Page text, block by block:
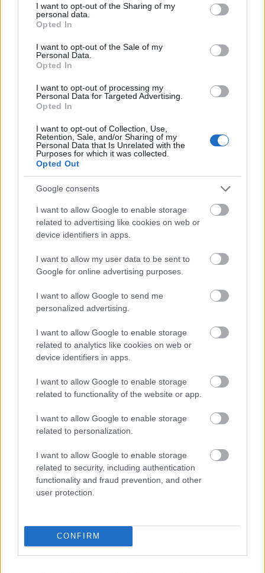
not limited to your visit or usage behaviour. You may click to
grant or deny consent to Google and its third-party tags to
use your data for below specified purposes in below Google
consent section.
I want to opt-out of the Sharing of my
personal data.
Opted In
I want to opt-out of the Sale of my
Personal Data.
Opted In
I want to opt-out of processing my
Personal Data for Targeted Advertising.
Opted In
I want to opt-out of Collection, Use,
Retention, Sale, and/or Sharing of my
Personal Data that Is Unrelated with the
Purposes for which it was collected.
Opted Out
Google consents
I want to allow Google to enable storage
related to advertising like cookies on web or
device identifiers in apps.
I want to allow my user data to be sent to
Google for online advertising purposes.
I want to allow Google to send me
personalized advertising.
I want to allow Google to enable storage
related to analytics like cookies on web or
device identifiers in apps.
I want to allow Google to enable storage
related to functionality of the website or app.
I want to allow Google to enable storage
related to personalization.
I want to allow Google to enable storage
related to security, including authentication
functionality and fraud prevention, and other
user protection.
CONFIRM
Előfizetés
Kapcsolat
RSS
Akadálymentesítési nyilatkozat
USA Németország
Spanyolország
Dél-Afrika
© glamour.hu © IndaNext Hungary Kft. Az oldalak tartalmával
kapcsolatban minden jog fenntartva, beleértve a tartalom
szöveg- és adatbányászat céljára való felhasználását is – a
értelmében a törvény 35/A. § (1) paragrafusa és a digitális
szolgáltatások piacairól szóló európai irányelv (Az Európai
Parlament és a Tanács (EU) 2019/790 Irányelve) 4. cikke alapján!
Az oldalak, azok tartalma - ideértve különösen, de nem kizárólag
az azokon közzétett szövegeket, grafikákat, képeket, fotókat,
hangfelvételeket és videókat stb. - az IndaNext Hungary Kft.
("Jogtulajdonos") kizárólagos jogosultsága alá esnek. Mindezek
írásbeli hozzájárulásával lehetséges. Az oldalról kivezető linkeken
elérhető tartalmakért a Jogtulajdonos semmilyen felelősséget,
információk közlésére, tájékoztatás megadására törekszik, de a
közlésből, tájékoztatásból fakadó esetleges károkért
felelősséget, helytállást nem vállal.